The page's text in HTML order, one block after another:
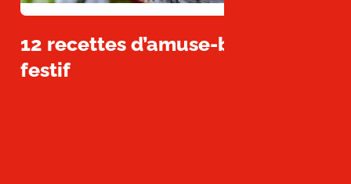
12 recettes d’amuse-bouches
festif